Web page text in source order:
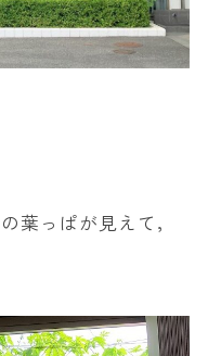
葉っぱが見えて，